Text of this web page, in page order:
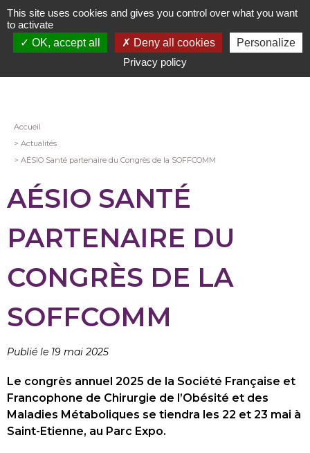
Aller
au
contenu
Fil
d'Ariane
Accueil
Actualités
AÉSIO Santé partenaire du Congrès de la SOFFCOMM
AÉSIO SANTÉ
PARTENAIRE DU
CONGRÈS DE LA
SOFFCOMM
Publié le 19 mai 2025
Le congrès annuel 2025 de la Société Française et
Francophone de Chirurgie de l’Obésité et des
Maladies Métaboliques se tiendra les 22 et 23 mai à
Saint-Etienne, au Parc Expo.
This site uses cookies and gives you control over what you want
to activate
OK, accept all
Deny all cookies
Personalize
Privacy policy